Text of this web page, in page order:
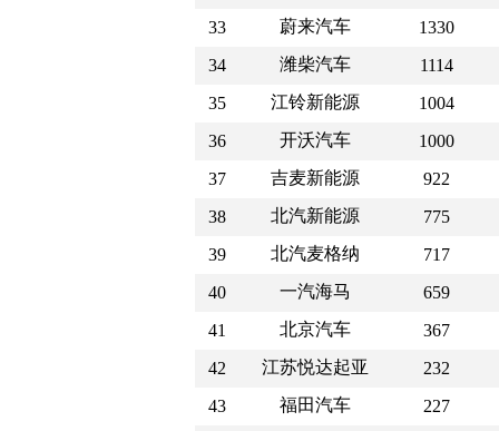
33
蔚来汽车
1330
34
潍柴汽车
1114
35
江铃新能源
1004
36
开沃汽车
1000
37
吉麦新能源
922
38
北汽新能源
775
39
北汽麦格纳
717
40
一汽海马
659
41
北京汽车
367
42
江苏悦达起亚
232
43
福田汽车
227